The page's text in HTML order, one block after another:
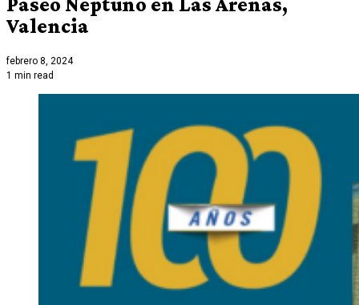
Valencia
febrero 8, 2024
1 min read